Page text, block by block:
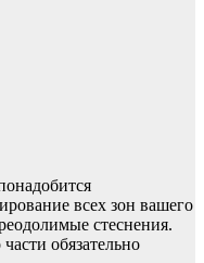
всех зон вашего
стеснения.
обязательно